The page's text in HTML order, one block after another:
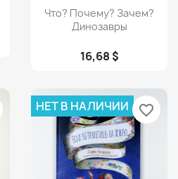
Просмотр
Что? Почему? Зачем?
Динозавры
16,68 $
НЕТ В НАЛИЧИИ favorite_border